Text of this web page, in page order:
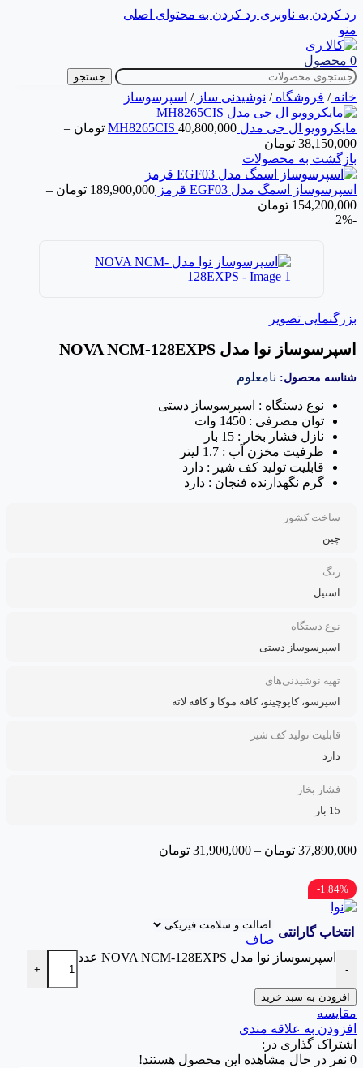
رد کردن به ناوبری رد کردن به محتوای اصلی
منو
0 محصول
جستجو
خانه/ فروشگاه/ نوشیدنی ساز/ اسپرسوساز
مایکروویو ال جی مدل MH8265CIS 40,800,000 تومان –
38,150,000 تومان
بازگشت به محصولات
اسپرسوساز اسمگ مدل EGF03 قرمز 189,900,000 تومان –
154,200,000 تومان
-2%
بزرگنمایی تصویر
اسپرسوساز نوا مدل NOVA NCM-128EXPS
شناسه محصول: نامعلوم
نوع دستگاه : اسپرسوساز دستی
توان مصرفی : 1450 وات
نازل فشار بخار : 15 بار
ظرفیت مخزن آب : 1.7 لیتر
قابلیت تولید کف شیر : دارد
گرم نگهدارنده فنجان : دارد
ساخت کشور
چین
رنگ
استیل
نوع دستگاه
اسپرسوساز دستی
تهیه نوشیدنی‌های
اسپرسو، کاپوچینو، کافه موکا و کافه لاته
قابلیت تولید کف شیر
دارد
فشار بخار
15 بار
37,890,000 تومان –
31,900,000 تومان
1.84%-
انتخاب گارانتی
صاف
-
اسپرسوساز نوا مدل NOVA NCM-128EXPS عدد
+
افزودن به سبد خرید
مقایسه
افزودن به علاقه مندی
اشتراک گذاری در:
0 نفر در حال مشاهده این محصول هستند!